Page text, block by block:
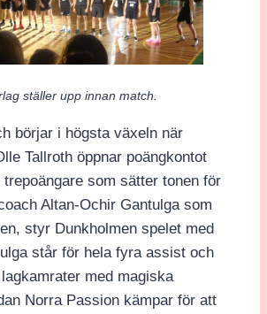
ställer upp innan match.
börjar i högsta växeln när
Tallroth öppnar poängkontot
som sätter tonen för
Altan-Ochir Gantulga som
styr Dunkholmen spelet med
står för hela fyra assist och
med magiska
Norra Passion kämpar för att